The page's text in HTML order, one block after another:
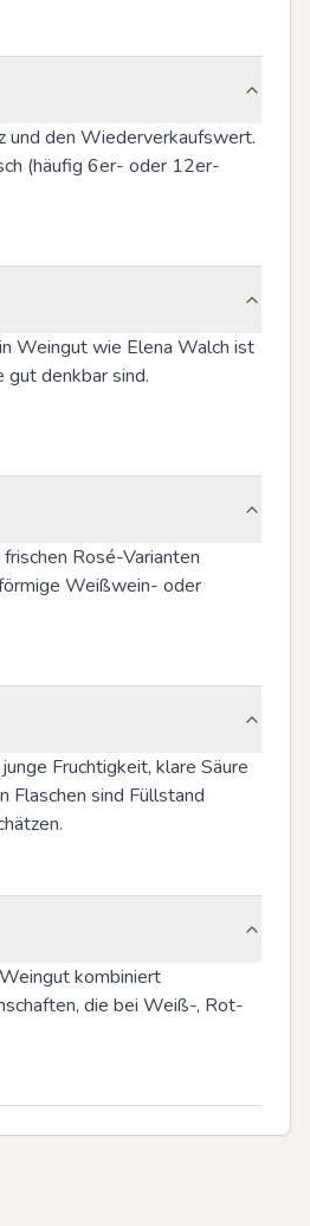
und den Wiederverkaufswert.
(häufig 6er- oder 12er-
Weingut wie Elena Walch ist
gut denkbar sind.
Rosé-Varianten
Weißwein- oder
Fruchtigkeit, klare Säure
Flaschen sind Füllstand
kombiniert
die bei Weiß-, Rot-